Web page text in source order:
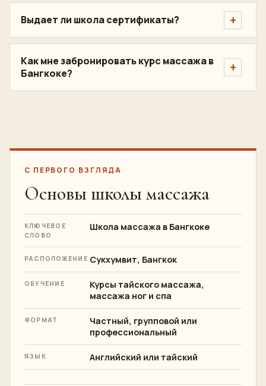
специализируется на практическом обучении
тайскому массажу, соответствующему
настоящим спа-стандартам.
Бангкоке?
С ПЕРВОГО ВЗГЛЯДА
Основы школы массажа